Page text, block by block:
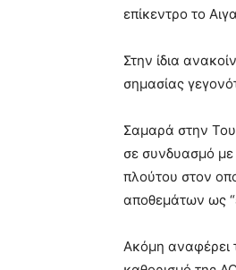
επίκεντρο το
Στην ίδια
σημασίας
Σαμαρά στην
σε συνδυασμό
πλούτου στον
αποθεμάτων ως
Ακόμη αναφέρει